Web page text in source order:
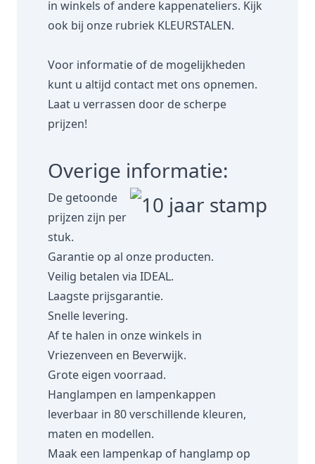
in winkels of andere kappenateliers. Kijk
ook bij onze rubriek KLEURSTALEN.
Voor informatie of de mogelijkheden
kunt u altijd contact met ons opnemen.
Laat u verrassen door de scherpe
prijzen!
Overige informatie:
De getoonde
prijzen zijn per
stuk.
Garantie op al onze producten.
Veilig betalen via IDEAL.
Laagste prijsgarantie.
Snelle levering.
Af te halen in onze winkels in
Vriezenveen en Beverwijk.
Grote eigen voorraad.
Hanglampen en lampenkappen
leverbaar in 80 verschillende kleuren,
maten en modellen.
Maak een lampenkap of hanglamp op